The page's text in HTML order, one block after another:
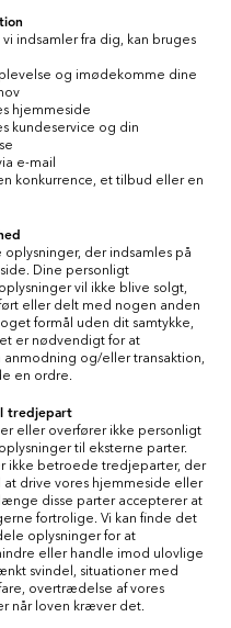
vi indsamler fra dig, kan bruges
og imødekomme dine
hjemmeside
kundeservice og din
e-mail
konkurrence, et tilbud eller en
der indsamles på
Dine personligt
vil ikke blive solgt,
eller delt med nogen anden
formål uden dit samtykke,
er nødvendigt for at
og/eller transaktion,
en ordre.
tredjepart
eller overfører ikke personligt
til eksterne parter.
ikke betroede tredjeparter, der
drive vores hjemmeside eller
disse parter accepterer at
fortrolige. Vi kan finde det
oplysninger for at
eller handle imod ulovlige
svindel, situationer med
overtrædelse af vores
når loven kræver det.